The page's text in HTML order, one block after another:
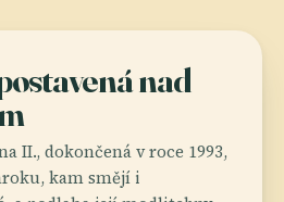
nad
II., dokončená v roce 1993,
kam smějí i